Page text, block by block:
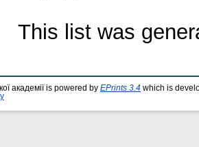
This list was
академії is powered by EPrints 3.4 which is